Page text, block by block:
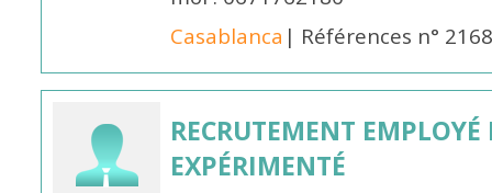
Casablanca | Références n°
RECRUTEMENT
EXPÉRIMENTÉ